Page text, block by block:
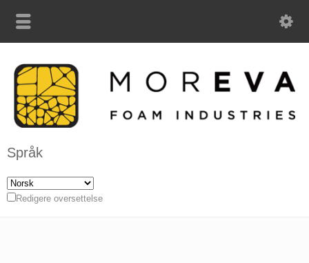
Språk
Redigere oversettelse